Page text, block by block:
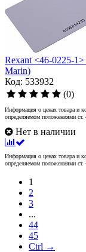
Rexant <46-0225-
Marin)
Код: 533932
(0)
Информация о ценах товара и
определяемом положениями
Нет в наличии
Информация о ценах товара и
определяемом положениями
1
2
3
...
44
45
Ctrl →